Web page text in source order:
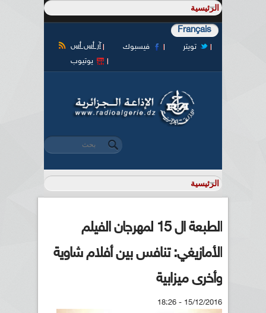
Français
آر أس أس فيسبوك
تويتر
يوتيوب
استمارة البحث
‏بحث ‏
الطبعة ال 15 لمهرجان الفيلم
الأمازيغي: تنافس بين أفلام شاوية
وأخرى ميزابية
15/12/2016 - 18:26